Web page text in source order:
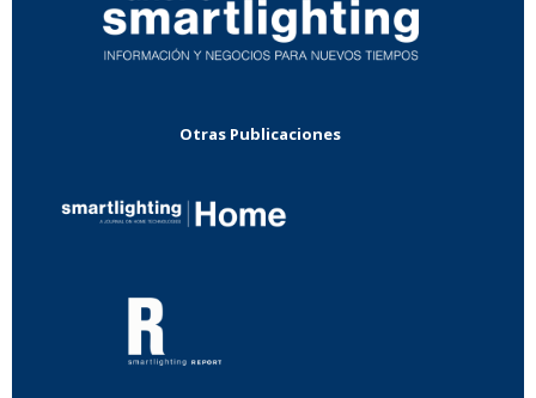
Otras Publicaciones